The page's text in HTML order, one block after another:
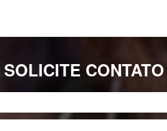
SOLICITE CONTATO